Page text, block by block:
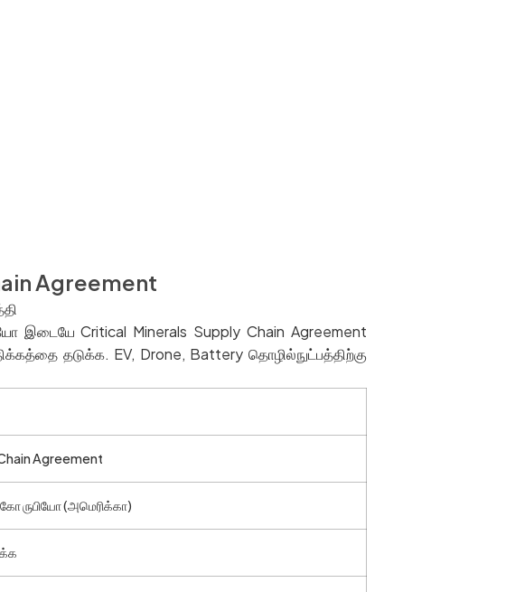
Agreement
இடையே Critical Minerals Supply Chain Agreement
தடுக்க. EV, Drone, Battery தொழில்நுட்பத்திற்கு
Agreement
ருபியோ (அமெரிக்கா)